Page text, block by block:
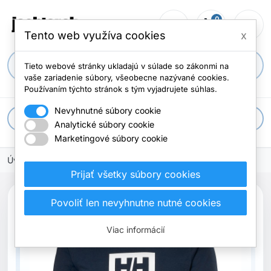
person_outline shopping_cart
0
Početmenu
apps Všetky kategórie
Úvodná stránka
Tento web využíva cookies x
Tieto webové stránky ukladajú v súlade so zákonmi na
vaše zariadenie súbory, všeobecne nazývané cookies.
Používaním týchto stránok s tým vyjadrujete súhlas.
Nevyhnutné súbory cookie
Analytické súbory cookie
Marketingové súbory cookie
Prijať všetky súbory cookies
Povoliť len nevyhnutne nutné cookies
Viac informácií